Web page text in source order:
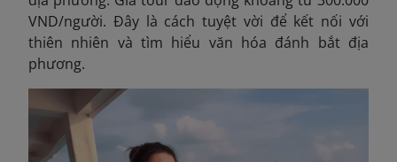
VND/người. Đây là cách tuyệt vời để kết nối với
thiên nhiên và tìm hiểu văn hóa đánh bắt địa
phương.